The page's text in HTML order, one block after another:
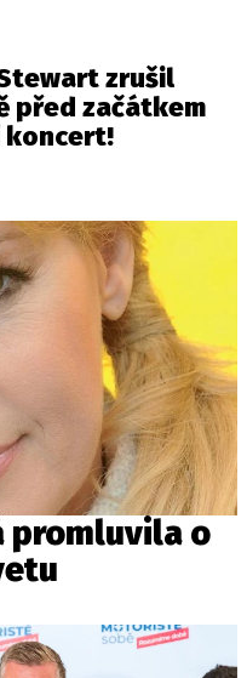
zrušil
před začátkem
koncert!
promluvila o